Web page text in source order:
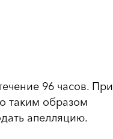
96 часов. При
таким образом
апелляцию.